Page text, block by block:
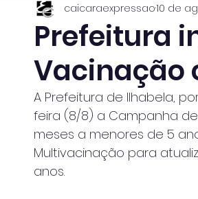
Página2 Itanhaém
Prefeitura
Vacinação
caicaraexpressao10 de
A Prefeitura de Ilhabela,
feira (8/8) a Campanha
meses a menores de 5
Multivacinação para
anos.